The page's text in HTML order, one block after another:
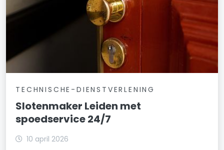
TECHNISCHE-DIENSTVERLENING
Slotenmaker Leiden met
spoedservice 24/7
10 april 2026